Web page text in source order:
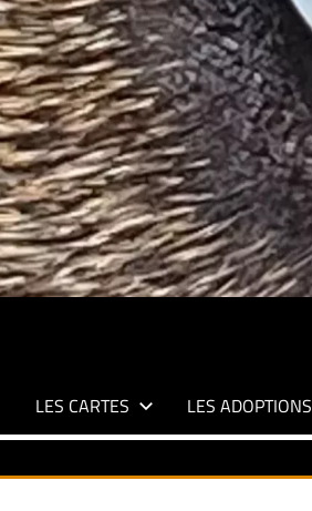
LES CARTES LES ADOPTIONS